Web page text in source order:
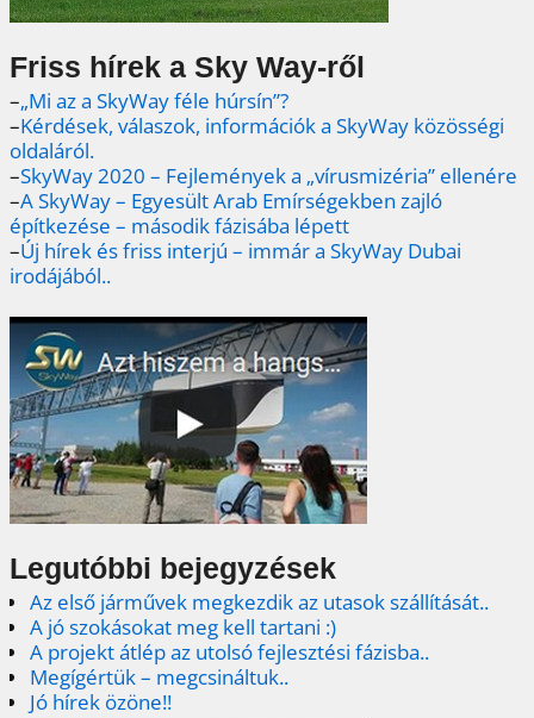
Friss hírek a Sky Way-ről
–„Mi az a SkyWay féle húrsín”?
–Kérdések, válaszok, információk a SkyWay közösségi
oldaláról.
–SkyWay 2020 – Fejlemények a „vírusmizéria” ellenére
–A SkyWay – Egyesült Arab Emírségekben zajló
építkezése – második fázisába lépett
–Új hírek és friss interjú – immár a SkyWay Dubai
irodájából..
Legutóbbi bejegyzések
Az első járművek megkezdik az utasok szállítását..
A jó szokásokat meg kell tartani :)
A projekt átlép az utolsó fejlesztési fázisba..
Megígértük – megcsináltuk..
Jó hírek özöne!!